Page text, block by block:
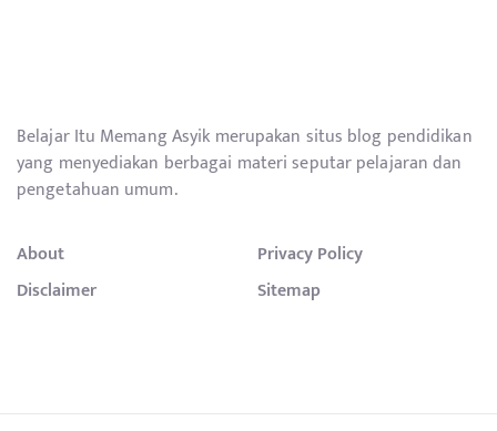
Belajar Itu Memang Asyik merupakan situs blog pendidikan
yang menyediakan berbagai materi seputar pelajaran dan
pengetahuan umum.
About
Privacy Policy
Disclaimer
Sitemap